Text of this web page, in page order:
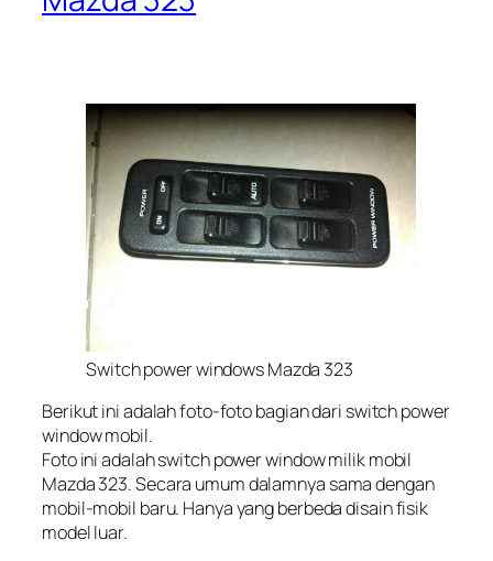
Switch power windows Mazda 323
Berikut ini adalah foto-foto bagian dari switch power
window mobil.
Foto ini adalah switch power window milik mobil
Mazda 323. Secara umum dalamnya sama dengan
mobil-mobil baru. Hanya yang berbeda disain fisik
model luar.